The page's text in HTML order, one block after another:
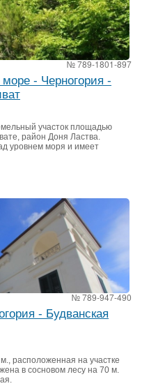
№ 789-1801-897
- Черногория -
участок площадью
район Доня Ластва.
уровнем моря и имеет
№ 789-947-490
- Будванская
расположенная на участке
в сосновом лесу на 70 м.